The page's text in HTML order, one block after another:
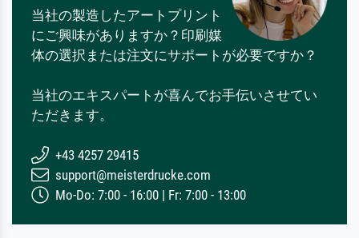
当社の製造したアートプリント
にご興味がありますか？印刷媒
体の選択または注文にサポートが必要ですか？
当社のエキスパートが喜んでお手伝いさせてい
ただきます。
+43 4257 29415
support@meisterdrucke.com
Mo-Do: 7:00 - 16:00 | Fr: 7:00 - 13:00